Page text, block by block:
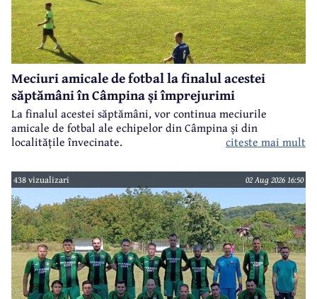
Meciuri amicale de fotbal la finalul acestei
săptămâni în Câmpina și împrejurimi
La finalul acestei săptămâni, vor continua meciurile
amicale de fotbal ale echipelor din Câmpina și din
localitățile învecinate.
citeste mai mult
438 vizualizari 02 Aug 2026 16:50